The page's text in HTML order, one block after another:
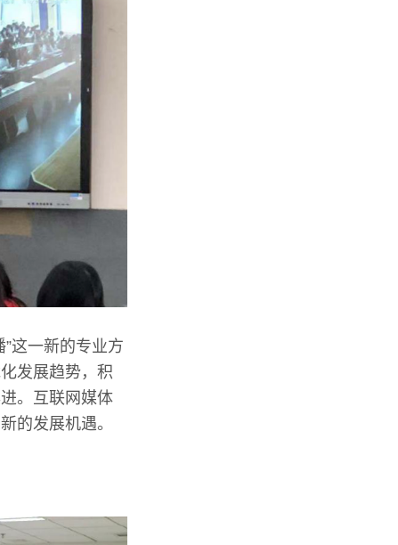
这一新的专业方
发展趋势，积
。互联网媒体
的发展机遇。